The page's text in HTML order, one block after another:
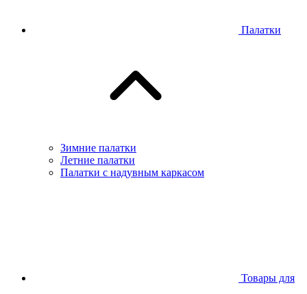
Палатки
Зимние палатки
Летние палатки
Палатки с надувным каркасом
Товары для